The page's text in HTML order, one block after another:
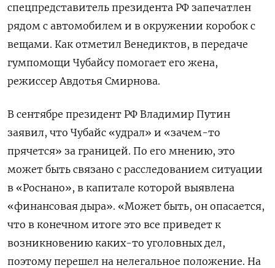
спецпредставитель президента РФ запечатлен
рядом с автомобилем и в окружении коробок с
вещами. Как отметил Венедиктов, в передаче
гумпомощи Чубайсу помогает его жена,
режиссер Авдотья Смирнова.
В сентябре президент РФ Владимир Путин
заявил, что Чубайс «удрал» и «зачем-то
прячется» за границей. По его мнению, это
может быть связано с расследованием ситуации
в «Роснано», в капитале которой выявлена
«финансовая дыра». «Может быть, он опасается,
что в конечном итоге это все приведет к
возникновению каких-то уголовных дел,
поэтому перешел на нелегальное положение. На